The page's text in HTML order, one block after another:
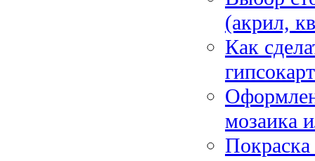
(акрил,
Как
мозаика
Покраска